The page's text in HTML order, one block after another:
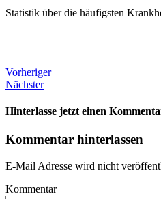
Statistik über die häufigsten
Vorheriger
Nächster
Hinterlasse jetzt einen
Kommentar hinterlassen
E-Mail Adresse wird nicht
Kommentar